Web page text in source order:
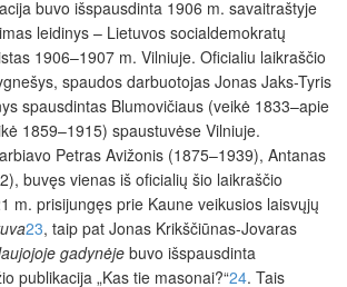
buvo išspausdinta 1906 m. savaitraštyje
leidinys – Lietuvos socialdemokratų
1906–1907 m. Vilniuje. Oficialiu laikraščio
spaudos darbuotojas Jonas Jaks-Tyris
spausdintas Blumovičiaus (veikė 1833–apie
1859–1915) spaustuvėse Vilniuje.
Petras Avižonis (1875–1939), Antanas
buvęs vienas iš oficialių šio laikraščio
m. prisijungęs prie Kaune veikusios laisvųjų
23, taip pat Jonas Krikščiūnas-Jovaras
gadynėje buvo išspausdinta
publikacija „Kas tie masonai?“24. Tais